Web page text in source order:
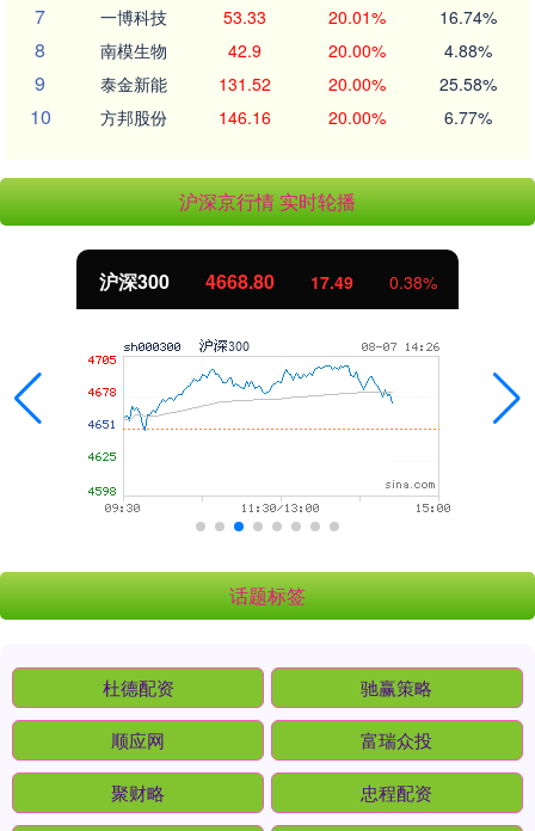
7 一博科技 53.33 20.01% 16.74%
8 南模生物 42.9 20.00% 4.88%
9 泰金新能 131.52 20.00% 25.58%
10 方邦股份 146.16 20.00% 6.77%
沪深京行情 实时轮播
沪深300 4668.80 17.49 0.38%
话题标签
杜德配资 驰赢策略
顺应网 富瑞众投
聚财略 忠程配资